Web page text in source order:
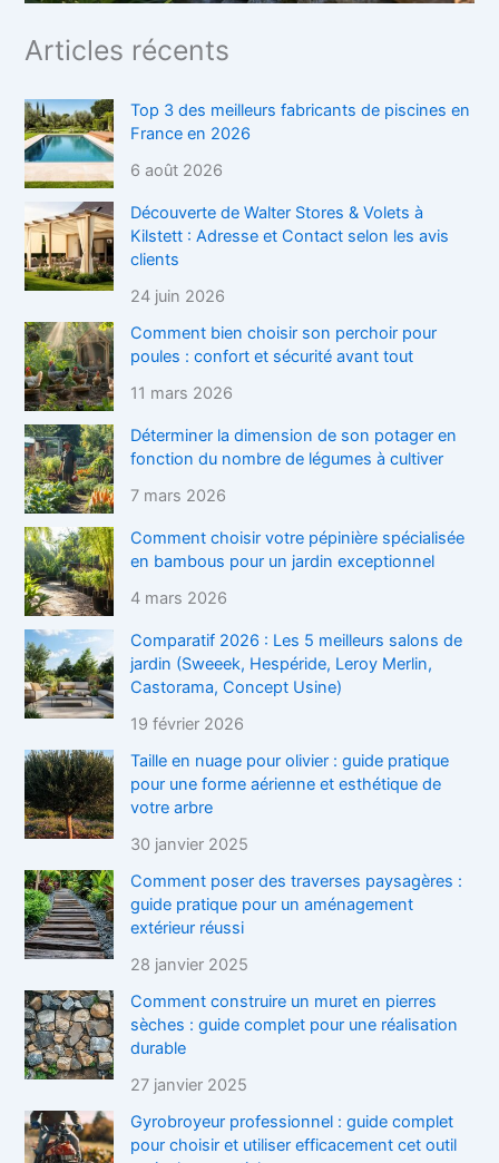
Articles récents
Top 3 des meilleurs fabricants de piscines en
France en 2026
6 août 2026
Découverte de Walter Stores & Volets à
Kilstett : Adresse et Contact selon les avis
clients
24 juin 2026
Comment bien choisir son perchoir pour
poules : confort et sécurité avant tout
11 mars 2026
Déterminer la dimension de son potager en
fonction du nombre de légumes à cultiver
7 mars 2026
Comment choisir votre pépinière spécialisée
en bambous pour un jardin exceptionnel
4 mars 2026
Comparatif 2026 : Les 5 meilleurs salons de
jardin (Sweeek, Hespéride, Leroy Merlin,
Castorama, Concept Usine)
19 février 2026
Taille en nuage pour olivier : guide pratique
pour une forme aérienne et esthétique de
votre arbre
30 janvier 2025
Comment poser des traverses paysagères :
guide pratique pour un aménagement
extérieur réussi
28 janvier 2025
Comment construire un muret en pierres
sèches : guide complet pour une réalisation
durable
27 janvier 2025
Gyrobroyeur professionnel : guide complet
pour choisir et utiliser efficacement cet outil